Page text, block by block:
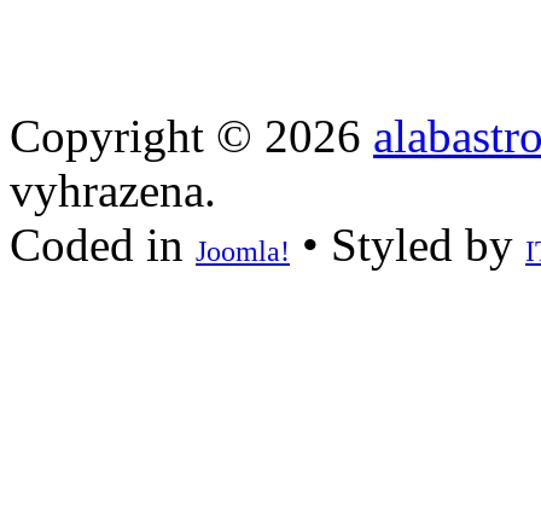
Copyright © 2026
vyhrazena.
Coded in Joomla! • Styled by